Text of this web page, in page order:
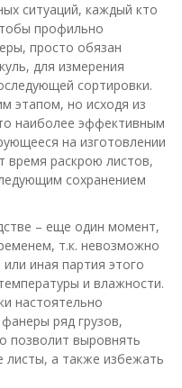
ситуаций, каждый кто
профильно
просто обязан
для измерения
сортировки.
этапом, но исходя из
наиболее эффективным
на изготовлении
время раскрою листов,
сохранением
– еще один момент,
т.к. невозможно
иная партия этого
и влажности.
настоятельно
ряд грузов,
позволит выровнять
листы, а также избежать